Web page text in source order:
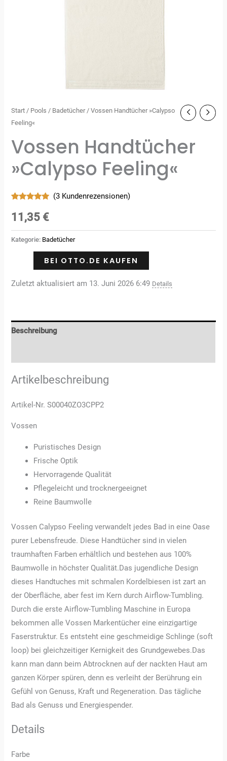
Start / Pools / Badetücher/ Vossen Handtücher »Calypso
Feeling«
Vossen Handtücher
»Calypso Feeling«
mit
5.00
von 5,
basierend
auf
Kundenbewertungen
(3 Kundenrezensionen)
11,35 €
Kategorie: Badetücher
BEI OTTO.DE KAUFEN
Zuletzt aktualisiert am 13. Juni 2026 6:49 Details
Beschreibung
Artikelbeschreibung
Artikel-Nr. S00040ZO3CPP2
Vossen
Puristisches Design
Frische Optik
Hervorragende Qualität
Pflegeleicht und trocknergeeignet
Reine Baumwolle
Vossen Calypso Feeling verwandelt jedes Bad in eine Oase
purer Lebensfreude. Diese Handtücher sind in vielen
traumhaften Farben erhältlich und bestehen aus 100%
Baumwolle in höchster Qualität.Das jugendliche Design
dieses Handtuches mit schmalen Kordelbiesen ist zart an
der Oberfläche, aber fest im Kern durch Airflow-Tumbling.
Durch die erste Airflow-Tumbling Maschine in Europa
bekommen alle Vossen Markentücher eine einzigartige
Faserstruktur. Es entsteht eine geschmeidige Schlinge (soft
loop) bei gleichzeitiger Kernigkeit des Grundgewebes.Das
kann man dann beim Abtrocknen auf der nackten Haut am
ganzen Körper spüren, denn es verleiht der Berührung ein
Gefühl von Genuss, Kraft und Regeneration. Das tägliche
Bad als Genuss und Energiespender.
Details
Farbe